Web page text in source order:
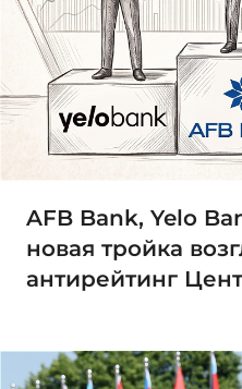
AFB Bank, Yelo
новая тройка
антирейтинг